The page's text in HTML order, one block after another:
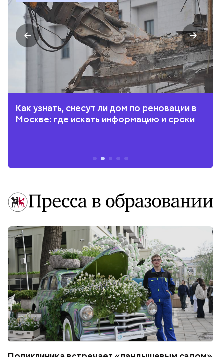
Как узнать, снесут ли дом по реновации в
Москве: где искать информацию и сроки